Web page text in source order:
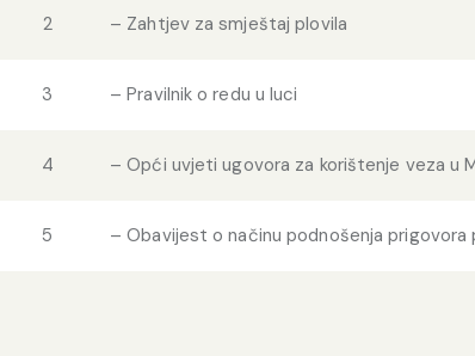
2 – Zahtjev za smještaj plovila
3 – Pravilnik o redu u luci
4 – Opći uvjeti ugovora za korištenje veza u
5 – Obavijest o načinu podnošenja prigovora